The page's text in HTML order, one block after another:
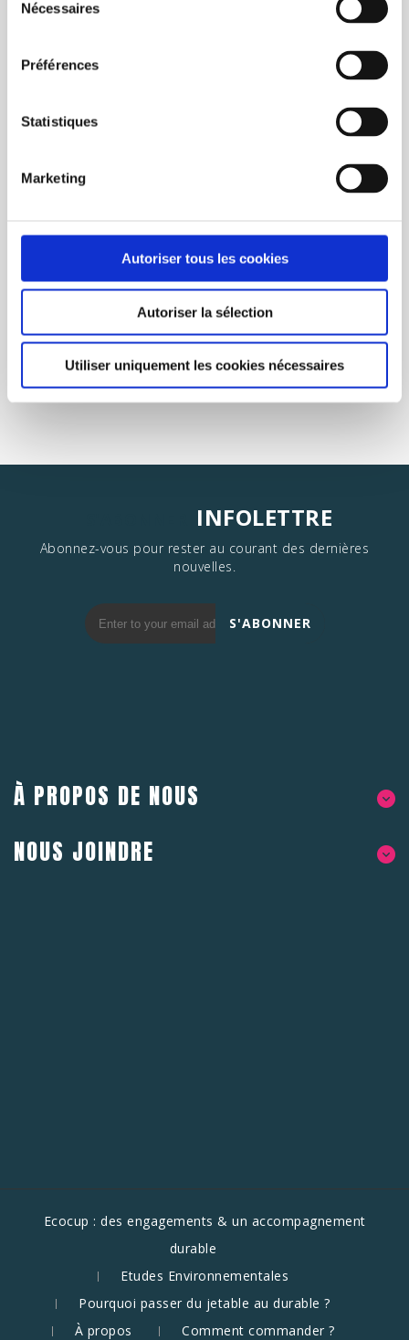
Nécessaires
Préférences
Statistiques
Marketing
Autoriser tous les cookies
Autoriser la sélection
Utiliser uniquement les cookies nécessaires
FILTRER LES RÉSULTATS
INFOLETTRE
Abonnez-vous pour rester au courant des dernières
nouvelles.
S'ABONNER
À PROPOS DE NOUS
NOUS JOINDRE
Ecocup : des engagements & un accompagnement
durable
Etudes Environnementales
Pourquoi passer du jetable au durable ?
À propos
Comment commander ?